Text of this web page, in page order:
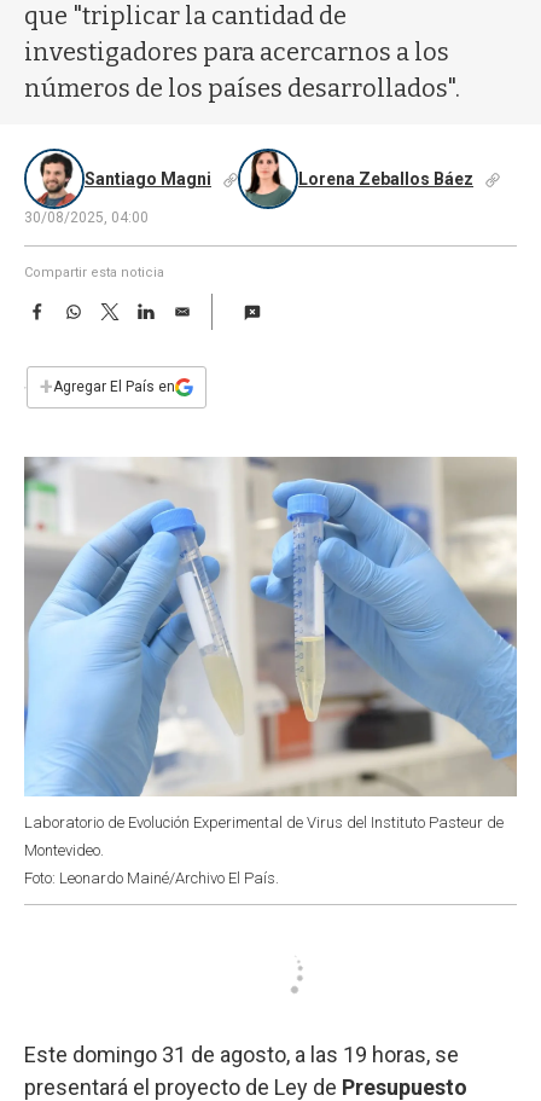
que "triplicar la cantidad de
investigadores para acercarnos a los
números de los países desarrollados".
Santiago Magni Lorena Zeballos Báez
30/08/2025, 04:00
Compartir esta noticia
F
e
b
k
W
s
T
w
t
L
n
E
i
l
+Agregar El País en
Laboratorio de Evolución Experimental de Virus del Instituto Pasteur de
Montevideo.
Foto: Leonardo Mainé/Archivo El País.
Este domingo 31 de agosto, a las 19 horas, se
presentará el proyecto de Ley de Presupuesto